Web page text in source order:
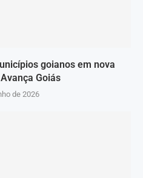
goianos em nova
Goiás
de 2026